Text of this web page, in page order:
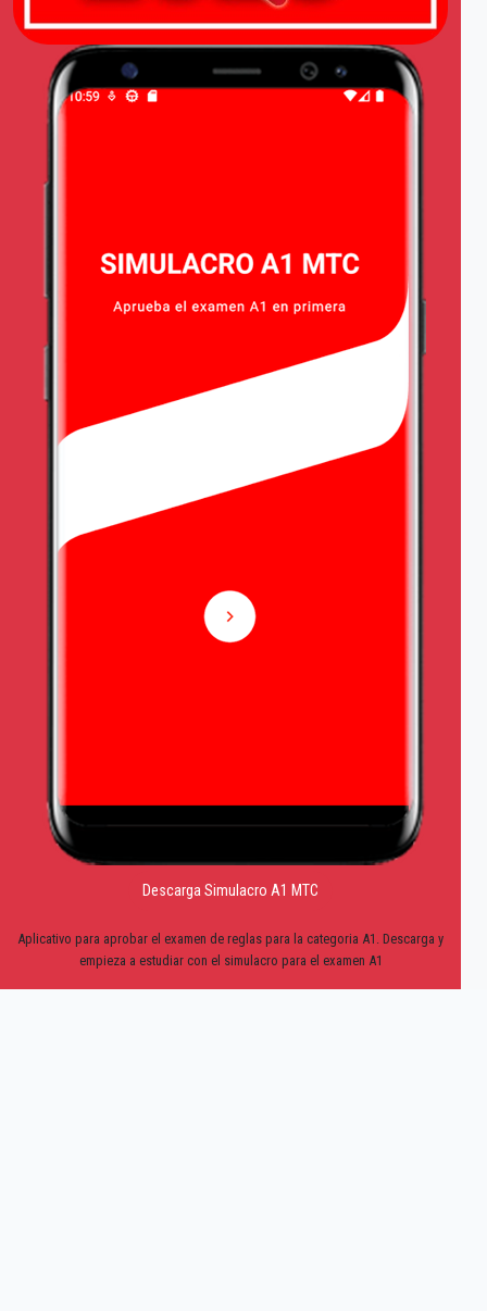
Descarga Simulacro A1 MTC
Aplicativo para aprobar el examen de reglas para la categoria A1. Descarga y
empieza a estudiar con el simulacro para el examen A1